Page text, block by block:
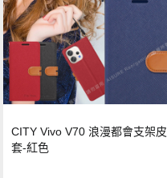
CITY Vivo V70 浪漫都會支架皮
套-紅色